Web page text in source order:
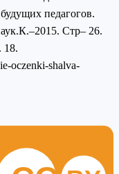
педагогов.
Стр‒ 26.
18.
oczenki-shalva-